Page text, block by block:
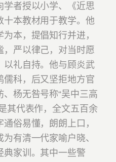
学者授以小学、《近思
十本教材用于教学。他
本，提倡知行并进，
，严以律己，对当时愿
以礼自持。他与顾炎武
儒科，后又坚拒地方官
杨无咎号称“吴中三高
其代表作，全文五百余
俗易懂，朗朗上口，
有清一代家喻户晓、
典家训。其中一些警